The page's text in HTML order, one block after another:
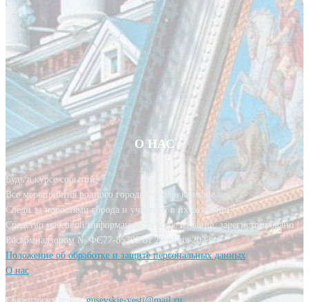
О НАС
Будь в курсе событий!
Все мероприятия родного города у тебя в кармане.
Следи за новостями города и участвуй в их создании!
Средство массовой информации, сетевое издание, зарегистрировано
Роскомнадзором № ФС77-85393 от 20 июня 2023 г.
Положение об обработке и защите персональных данных
О нас